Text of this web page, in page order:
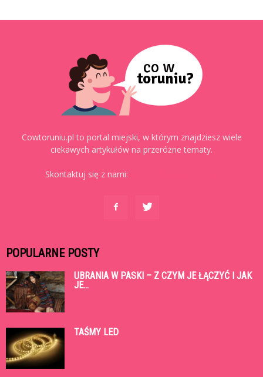
Cowtoruniu.pl to portal miejski, w którym znajdziesz wiele
ciekawych artykułów na przeróżne tematy.
Skontaktuj się z nami:
POPULARNE POSTY
UBRANIA W PASKI – Z CZYM JE ŁĄCZYĆ I JAK
JE...
TAŚMY LED